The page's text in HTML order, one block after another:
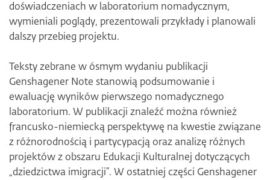
doświadczeniach w laboratorium nomadycznym,
wymieniali poglądy, prezentowali przykłady i planowali
dalszy przebieg projektu.
Teksty zebrane w ósmym wydaniu publikacji
Genshagener Note stanowią podsumowanie i
ewaluację wyników pierwszego nomadycznego
laboratorium. W publikacji znaleźć można również
francusko-niemiecką perspektywę na kwestie związane
z różnorodnością i partycypacją oraz analizę różnych
projektów z obszaru Edukacji Kulturalnej dotyczących
„dziedzictwa imigracji”. W ostatniej części Genshagener